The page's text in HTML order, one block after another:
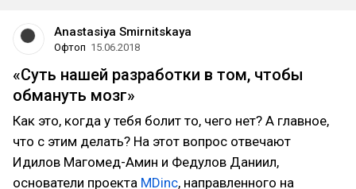
Anastasiya Smirnitskaya
Офтоп 15.06.2018
«Суть нашей разработки в том, чтобы
обмануть мозг»
Как это, когда у тебя болит то, чего нет? А главное,
что с этим делать? На этот вопрос отвечают
Идилов Магомед-Амин и Федулов Даниил,
основатели проекта MDinc, направленного на